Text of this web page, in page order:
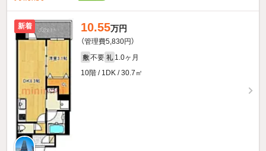
新着 10.55万円
（管理費5,830円）
敷 不要 礼 1.0ヶ月
10階 / 1DK / 30.7㎡